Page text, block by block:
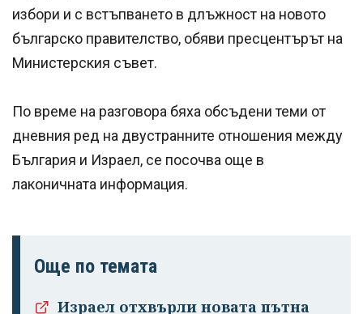
избори и с встъпването в длъжност на новото
българско правителство, обяви пресцентърът на
Министерския съвет.
По време на разговора бяха обсъдени теми от
дневния ред на двустранните отношения между
България и Израел, се посочва още в
лаконичната информация.
Още по темата
Израел отхвърли новата пътна